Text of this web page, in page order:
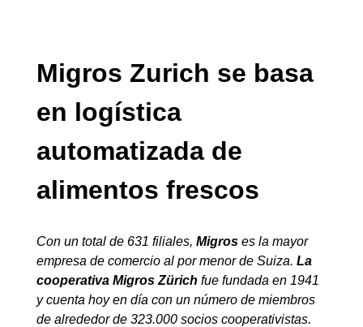
Migros Zurich se basa
en logística
automatizada de
alimentos frescos
Con un total de 631 filiales, Migros es la mayor
empresa de comercio al por menor de Suiza. La
cooperativa Migros Zürich fue fundada en 1941
y cuenta hoy en día con un número de miembros
de alrededor de 323.000 socios cooperativistas.